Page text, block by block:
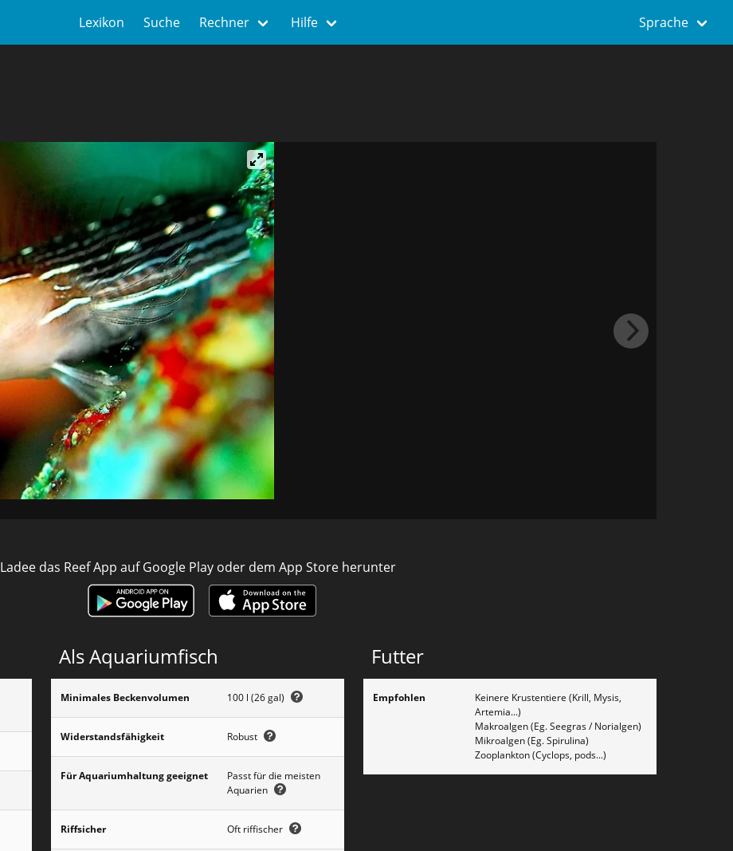
Lexikon Suche Rechner Hilfe Sprache
Ladee das Reef App auf Google Play oder dem App Store herunter
Als Aquariumfisch
Minimales Beckenvolumen 100 l (26 gal)
Widerstandsfähigkeit Robust
Für Aquariumhaltung geeignet
Passt für die meisten
Aquarien
Riffsicher Oft riffischer
Futter
Empfohlen
Keinere Krustentiere (Krill, Mysis,
Artemia...)
Makroalgen (Eg. Seegras / Norialgen)
Mikroalgen (Eg. Spirulina)
Zooplankton (Cyclops, pods...)